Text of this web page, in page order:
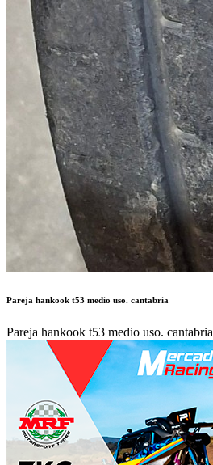
Pareja hankook t53 medio uso. cantabria
Pareja hankook t53 medio uso. cantabria